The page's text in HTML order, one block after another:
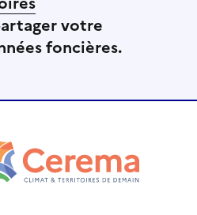
votre
foncières.